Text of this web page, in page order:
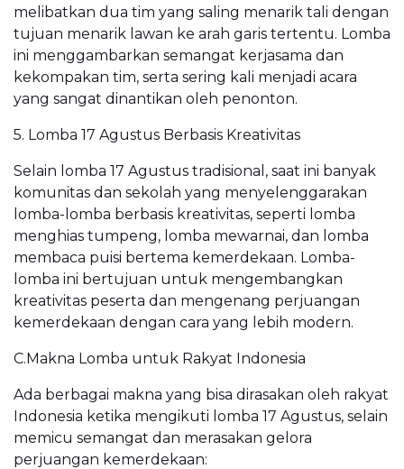
melibatkan dua tim yang saling menarik tali dengan
tujuan menarik lawan ke arah garis tertentu. Lomba
ini menggambarkan semangat kerjasama dan
kekompakan tim, serta sering kali menjadi acara
yang sangat dinantikan oleh penonton.
5. Lomba 17 Agustus Berbasis Kreativitas
Selain lomba 17 Agustus tradisional, saat ini banyak
komunitas dan sekolah yang menyelenggarakan
lomba-lomba berbasis kreativitas, seperti lomba
menghias tumpeng, lomba mewarnai, dan lomba
membaca puisi bertema kemerdekaan. Lomba-
lomba ini bertujuan untuk mengembangkan
kreativitas peserta dan mengenang perjuangan
kemerdekaan dengan cara yang lebih modern.
C.Makna Lomba untuk Rakyat Indonesia
Ada berbagai makna yang bisa dirasakan oleh rakyat
Indonesia ketika mengikuti lomba 17 Agustus, selain
memicu semangat dan merasakan gelora
perjuangan kemerdekaan: